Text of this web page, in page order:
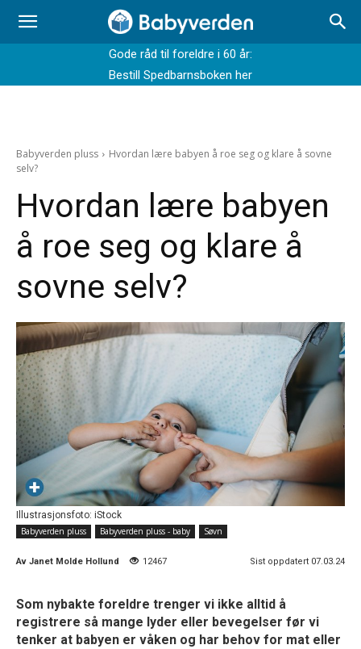
Gode råd til foreldre i 60 år:
Bestill Spedbarnsboken her
Babyverden pluss
Hvordan lære babyen å roe seg og klare å sovne
selv?
Hvordan lære babyen
å roe seg og klare å
sovne selv?
Illustrasjonsfoto: iStock
Babyverden pluss
Babyverden pluss - baby Søvn
Av Janet Molde Hollund 12467 Sist oppdatert 07.03.24
Som nybakte foreldre trenger vi ikke alltid å
registrere så mange lyder eller bevegelser før vi
tenker at babyen er våken og har behov for mat eller